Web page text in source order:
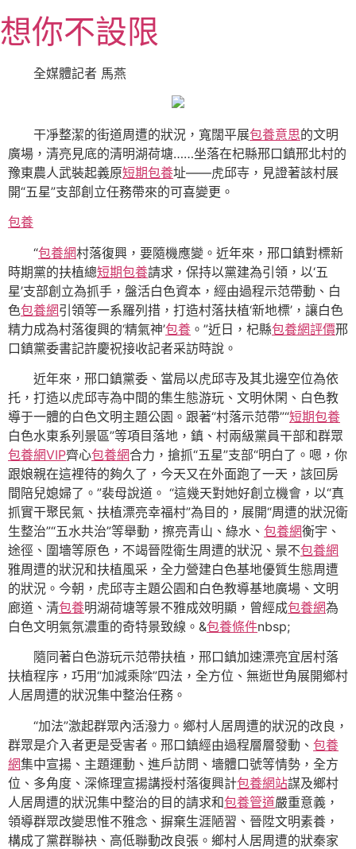
至
主
想你不設限
全媒體記者 馬燕
干凈整潔的街道周遭的狀況，寬闊平展包養意思的文明
廣場，清亮見底的清明湖荷塘……坐落在杞縣邢口鎮邢北村的
豫東農人武裝起義原短期包養址——虎邱寺，見證著該村展
開“五星”支部創立任務帶來的可喜變更。
包養
“包養網村落復興，要隨機應變。近年來，邢口鎮對標新
時期黨的扶植總短期包養請求，保持以黨建為引領，以‘五
星’支部創立為抓手，盤活白色資本，經由過程示范帶動、白
色包養網引領等一系羅列措，打造村落扶植‘新地標’，讓白色
精力成為村落復興的‘精氣神’包養 。”近日，杞縣包養網評價邢
口鎮黨委書記許慶祝接收記者采訪時說。
近年來，邢口鎮黨委、當局以虎邱寺及其北邊空位為依
托，打造以虎邱寺為中間的集生態游玩、文明休閑、白色教
導于一體的白色文明主題公園。跟著“村落示范帶”“短期包養
白色水東系列景區”等項目落地，鎮、村兩級黨員干部和群眾
包養網VIP齊心包養網合力，搶抓“五星”支部“明白了。嗯，你
跟娘親在這裡待的夠久了，今天又在外面跑了一天，該回房
間陪兒媳婦了。”裴母說道。 “這幾天對她好創立機會，以“真
抓實干聚民氣、扶植漂亮幸福村”為目的，展開“周遭的狀況衛
生整治”“五水共治”等舉動，擦亮青山、綠水、 包養網衡宇、
途徑、圍墻等原色，不竭晉陞衛生周遭的狀況、景不包養網
雅周遭的狀況和扶植風采，全力營建白色基地優質生態周遭
的狀況。今朝，虎邱寺主題公園和白色教導基地廣場、文明
廊道、清包養明湖荷塘等景不雅成效明顯，曾經成包養網為
白色文明氣氛濃重的奇特景致線。&包養條件nbsp;
隨同著白色游玩示范帶扶植，邢口鎮加速漂亮宜居村落
扶植程序，巧用“加減乘除”四法，全方位、無逝世角展開鄉村
人居周遭的狀況集中整治任務。
“加法”激起群眾內活潑力。鄉村人居周遭的狀況的改良，
群眾是介入者更是受害者。邢口鎮經由過程層層發動、 包養
網集中宣揚、主題運動、進戶訪問、墻體口號等情勢，全方
位、多角度、深條理宣揚講授村落復興計包養網站謀及鄉村
人居周遭的狀況集中整治的目的請求和包養管道嚴重意義，
領導群眾改變思惟不雅念、摒棄生涯陋習、晉陞文明素養，
構成了黨群聯袂、高低聯動改良張。鄉村人居周遭的狀秦家